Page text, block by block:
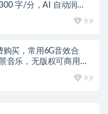
字/分，AI 自动润
9.9
购买，常用6G音效合
音乐，无版权可商用大
9.9